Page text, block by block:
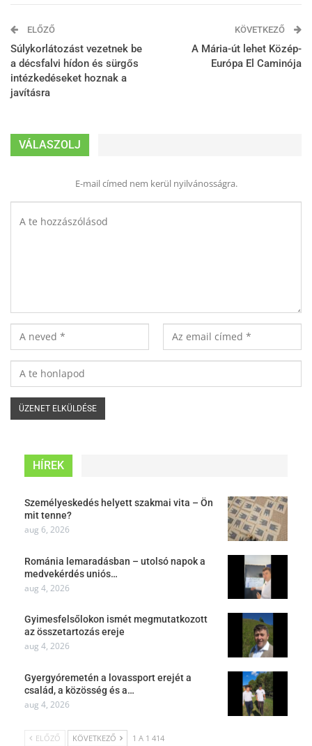
ELŐZŐ
Súlykorlátozást vezetnek be
a décsfalvi hídon és sürgős
intézkedéseket hoznak a
javításra
KÖVETKEZŐ
A Mária-út lehet Közép-
Európa El Caminója
VÁLASZOLJ
E-mail címed nem kerül nyilvánosságra.
HÍREK
Személyeskedés helyett szakmai vita – Ön
mit tenne?
aug 6, 2026
Románia lemaradásban – utolsó napok a
medvekérdés uniós…
aug 4, 2026
Gyimesfelsőlokon ismét megmutatkozott
az összetartozás ereje
aug 4, 2026
Gyergyóremetén a lovassport erejét a
család, a közösség és a…
aug 4, 2026
ELŐZŐ KÖVETKEZŐ 1 A 1 414